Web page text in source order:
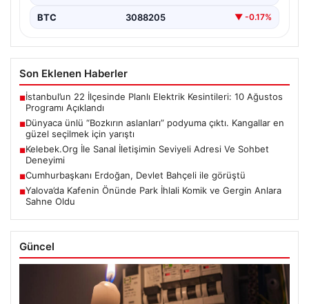
BTC 3088205 ▼ -0.17%
Son Eklenen Haberler
■İstanbul’un 22 İlçesinde Planlı Elektrik Kesintileri: 10 Ağustos
Programı Açıklandı
■Dünyaca ünlü “Bozkırın aslanları” podyuma çıktı. Kangallar en
güzel seçilmek için yarıştı
■Kelebek.Org İle Sanal İletişimin Seviyeli Adresi Ve Sohbet
Deneyimi
■Cumhurbaşkanı Erdoğan, Devlet Bahçeli ile görüştü
■Yalova’da Kafenin Önünde Park İhlali Komik ve Gergin Anlara
Sahne Oldu
Güncel